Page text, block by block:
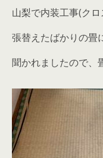
山梨で内装工事(ク
張替えたばかりの畳
聞かれましたので、